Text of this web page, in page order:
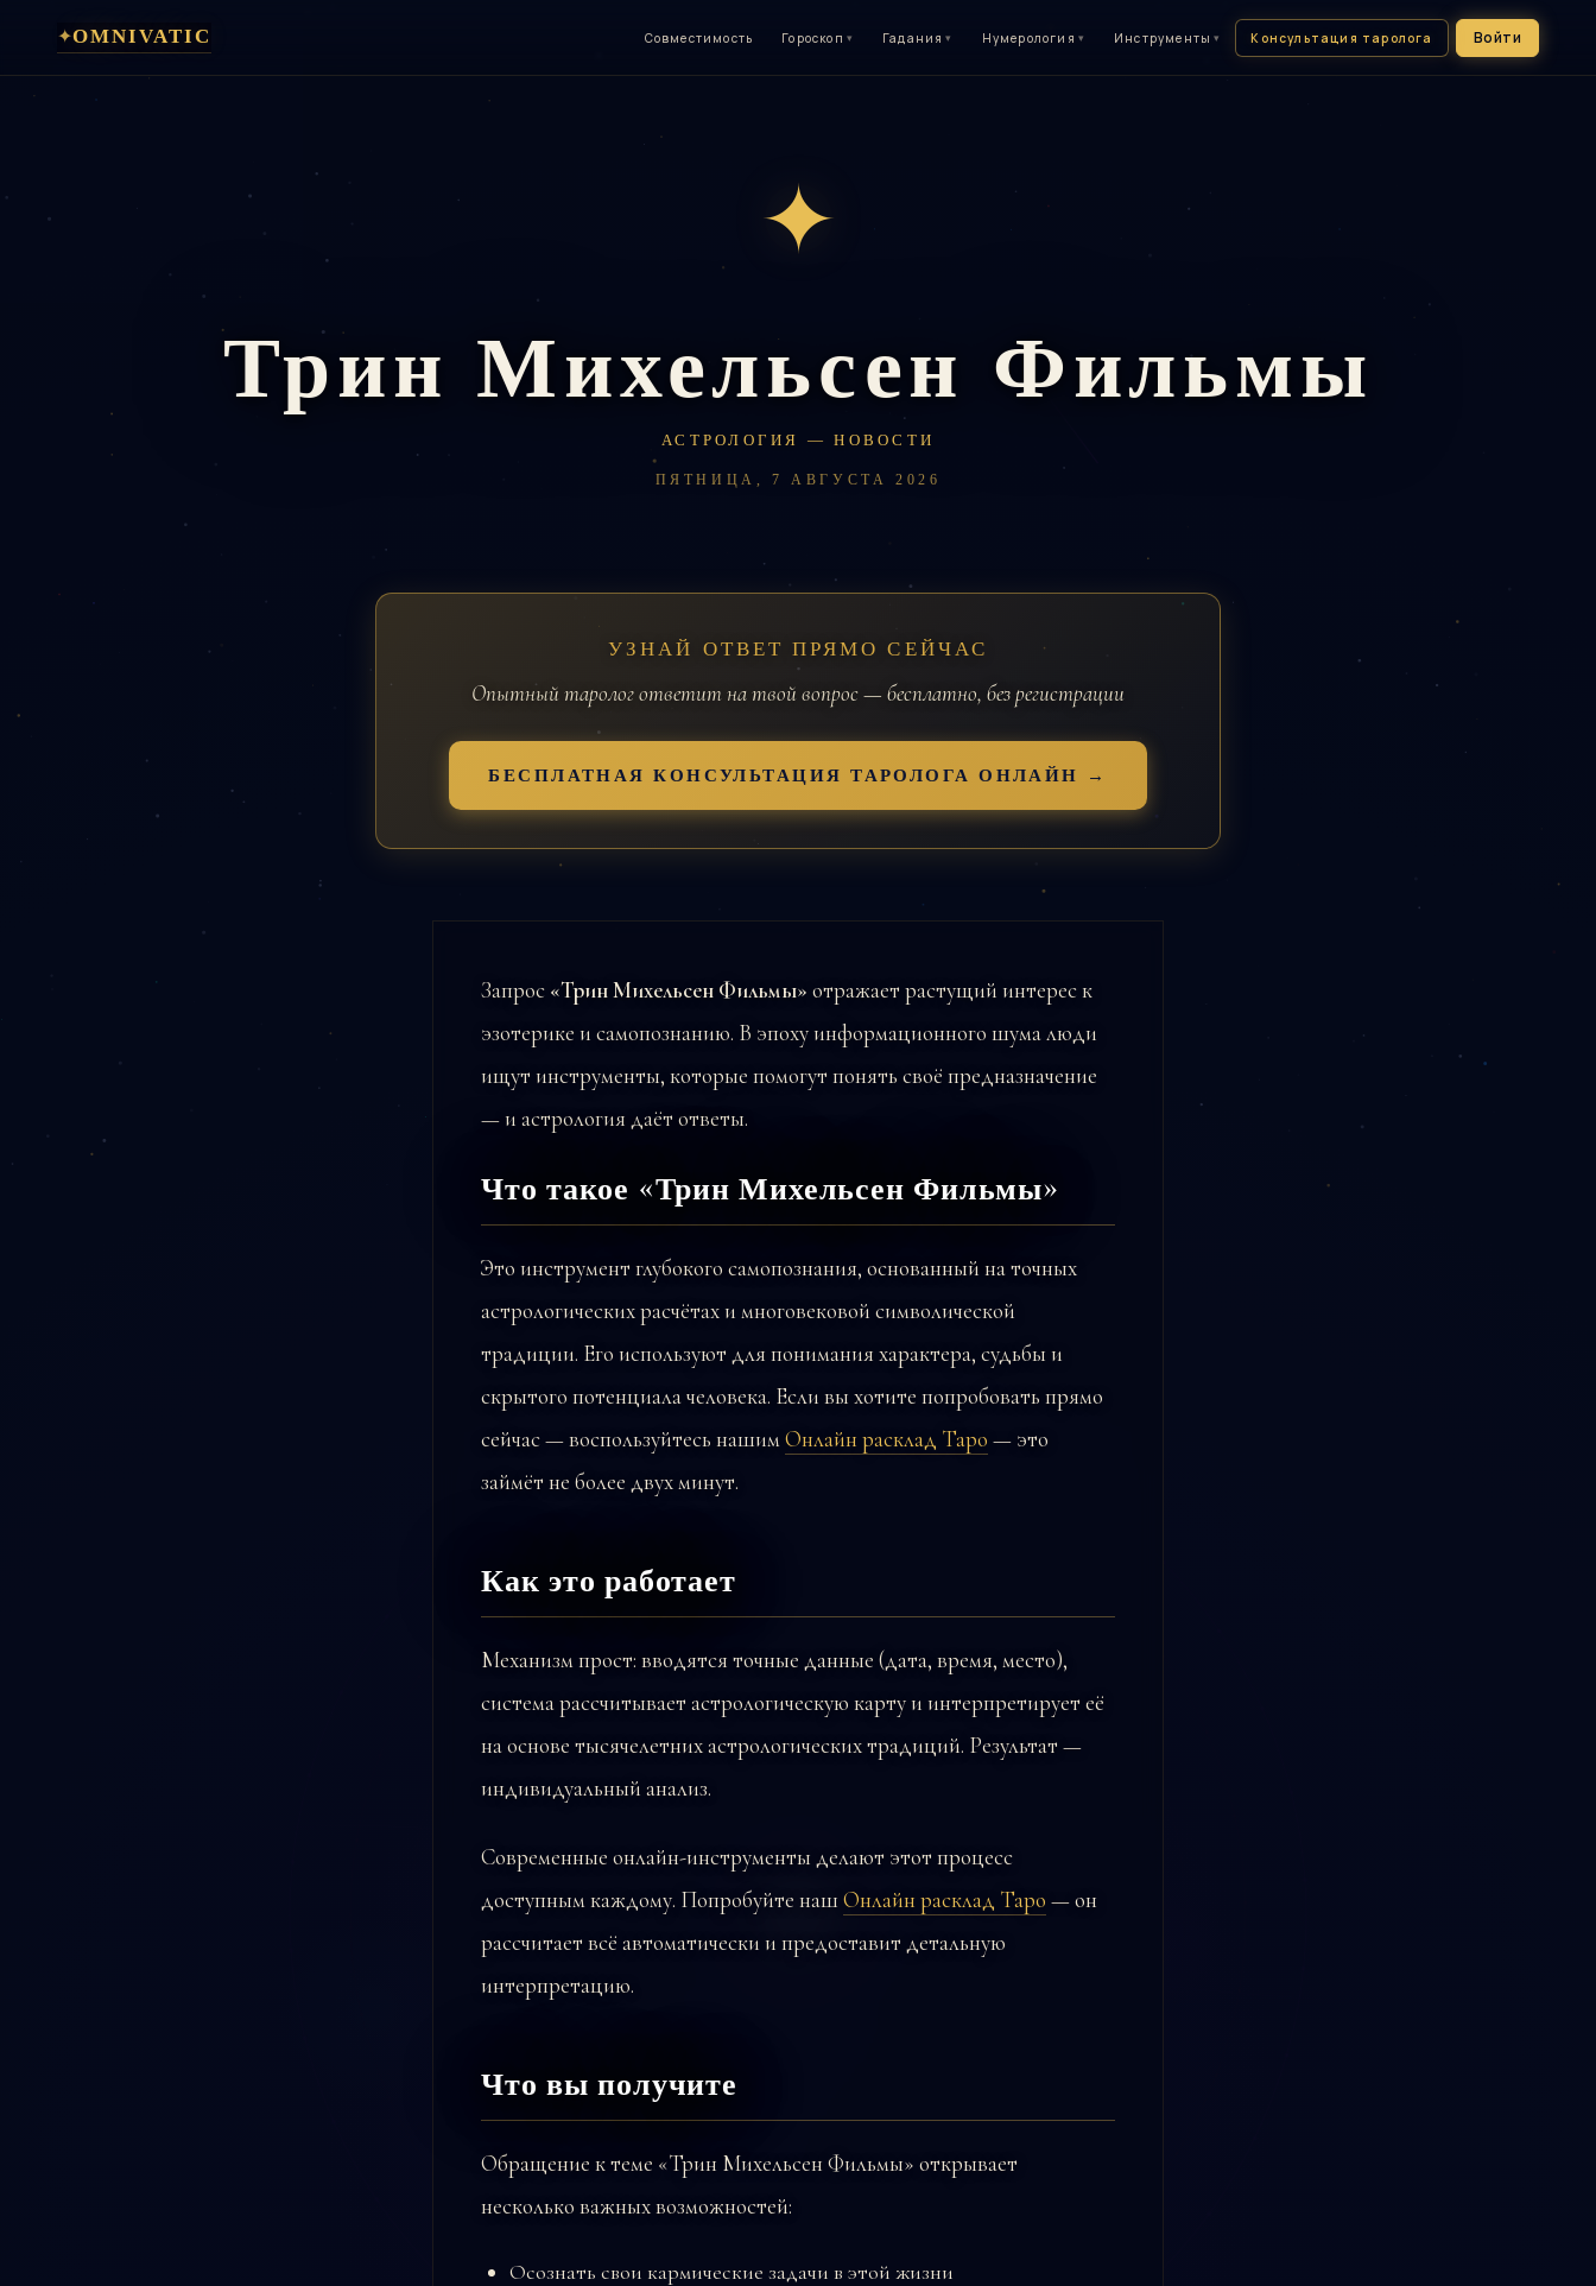
содержимому
✦OMNIVATIC Совместимость Гороскоп ▾ Гадания ▾ Нумерология ▾ Инструменты ▾ Консультация таролога Войти
✦
Трин Михельсен Фильмы
АСТРОЛОГИЯ — НОВОСТИ
ПЯТНИЦА, 7 АВГУСТА 2026
УЗНАЙ ОТВЕТ ПРЯМО СЕЙЧАС
Опытный таролог ответит на твой вопрос — бесплатно, без регистрации
БЕСПЛАТНАЯ КОНСУЛЬТАЦИЯ ТАРОЛОГА ОНЛАЙН →
Запрос «Трин Михельсен Фильмы» отражает растущий интерес к
эзотерике и самопознанию. В эпоху информационного шума люди
ищут инструменты, которые помогут понять своё предназначение
— и астрология даёт ответы.
Что такое «Трин Михельсен Фильмы»
Это инструмент глубокого самопознания, основанный на точных
астрологических расчётах и многовековой символической
традиции. Его используют для понимания характера, судьбы и
скрытого потенциала человека. Если вы хотите попробовать прямо
сейчас — воспользуйтесь нашимОнлайн расклад Таро — это
займёт не более двух минут.
Как это работает
Механизм прост: вводятся точные данные (дата, время, место),
система рассчитывает астрологическую карту и интерпретирует её
на основе тысячелетних астрологических традиций. Результат —
индивидуальный анализ.
Современные онлайн-инструменты делают этот процесс
доступным каждому. Попробуйте наш Онлайн расклад Таро — он
рассчитает всё автоматически и предоставит детальную
интерпретацию.
Что вы получите
Обращение к теме «Трин Михельсен Фильмы» открывает
несколько важных возможностей:
Осознать свои кармические задачи в этой жизни